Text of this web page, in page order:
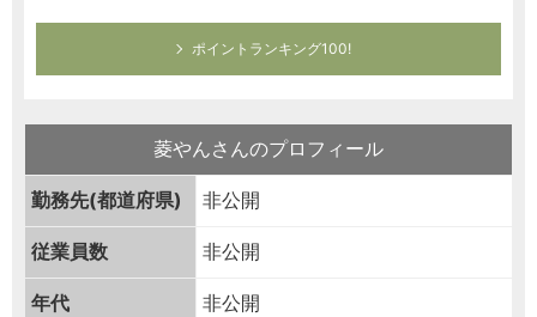
ポイントランキング100!
菱やんさんのプロフィール
勤務先(都道府県) 非公開
従業員数 非公開
年代 非公開